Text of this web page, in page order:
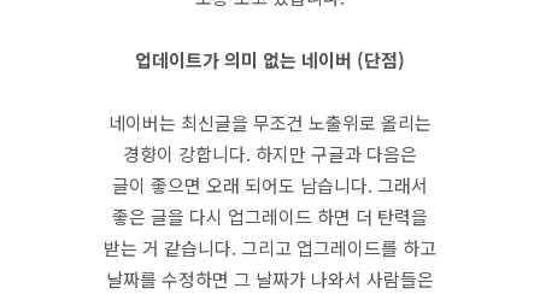
업데이트가 의미 없는 네이버 (단점)
네이버는 최신글을 무조건 노출위로 올리는
경향이 강합니다. 하지만 구글과 다음은
글이 좋으면 오래 되어도 남습니다. 그래서
좋은 글을 다시 업그레이드 하면 더 탄력을
받는 거 같습니다. 그리고 업그레이드를 하고
날짜를 수정하면 그 날짜가 나와서 사람들은